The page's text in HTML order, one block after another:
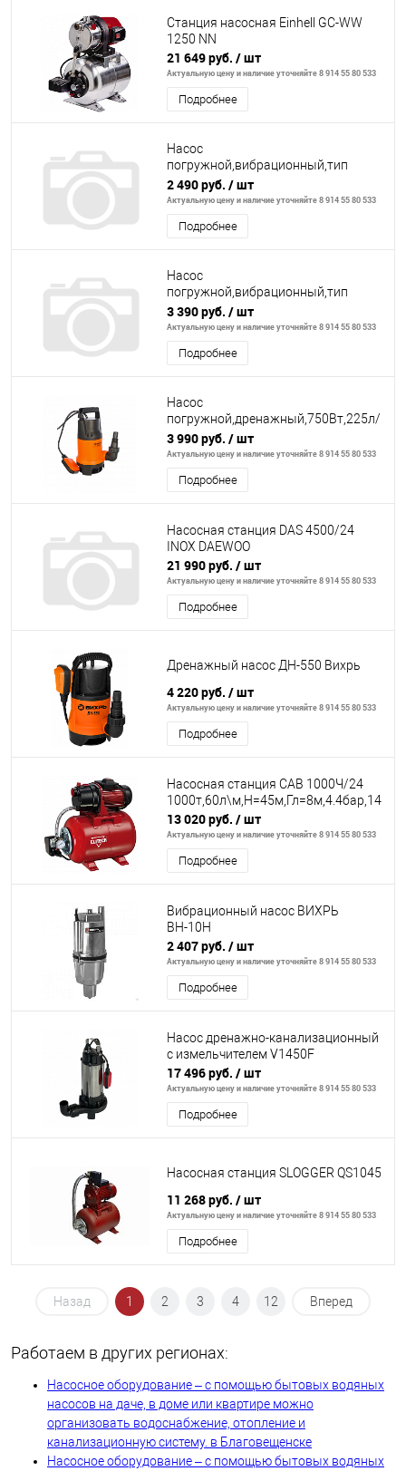
Станция насосная Einhell GC-WW
1250 NN
21 649 руб. / шт
Актуальную цену и наличие уточняйте 8 914 55 80 533
Подробнее
Насос
погружной,вибрационный,тип
Малыш,300Вт,18л/
м,Н=70м,алюм,верхний
забор,кабель 15м
2 490 руб. / шт
Актуальную цену и наличие уточняйте 8 914 55 80 533
Подробнее
Насос
погружной,вибрационный,тип
Малыш,300Вт,18л/
м,Н=70м,алюм,верхний
забор,кабель 40м
3 390 руб. / шт
Актуальную цену и наличие уточняйте 8 914 55 80 533
Подробнее
Насос
погружной,дренажный,750Вт,225л/
м,Н=8м,гряз/
вод(вкл35мм),пластик.корпус
3 990 руб. / шт
Актуальную цену и наличие уточняйте 8 914 55 80 533
Подробнее
Насосная станция DAS 4500/24
INOX DAEWOO
21 990 руб. / шт
Актуальную цену и наличие уточняйте 8 914 55 80 533
Подробнее
Дренажный насос ДН-550 Вихрь
4 220 руб. / шт
Актуальную цену и наличие уточняйте 8 914 55 80 533
Подробнее
Насосная станция САВ 1000Ч/24
13 020 руб. / шт
Актуальную цену и наличие уточняйте 8 914 55 80 533
Подробнее
Вибрационный насос ВИХРЬ
ВН-10Н
2 407 руб. / шт
Актуальную цену и наличие уточняйте 8 914 55 80 533
Подробнее
Насос дренажно-канализационный
с измельчителем V1450F
17 496 руб. / шт
Актуальную цену и наличие уточняйте 8 914 55 80 533
Подробнее
Насосная станция SLOGGER QS1045
11 268 руб. / шт
Актуальную цену и наличие уточняйте 8 914 55 80 533
Подробнее
Назад 1 2 3 4 12 Вперед
Работаем в других регионах:
Насосное оборудование – с помощью бытовых водяных
насосов на даче, в доме или квартире можно
организовать водоснабжение, отопление и
канализационную систему. в Благовещенске
Насосное оборудование – с помощью бытовых водяных